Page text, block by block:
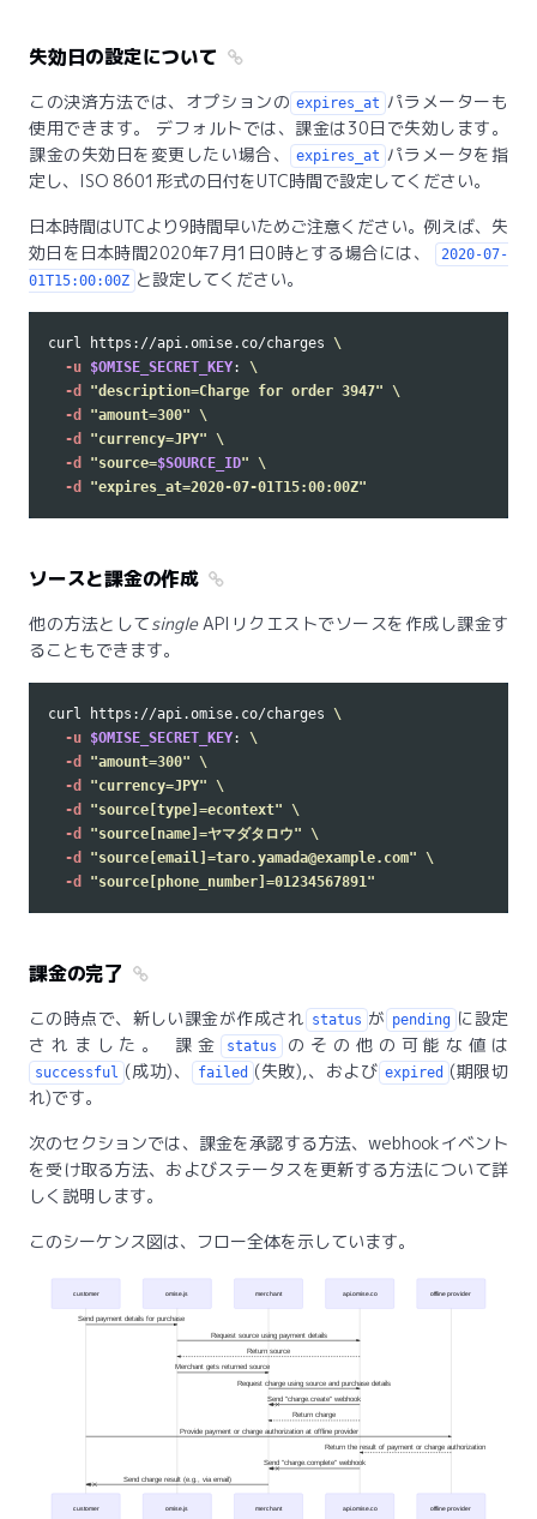
失効日の設定について
この決済方法では、オプションの expires_at パラメーターも
使用できます。 デフォルトでは、課金は30日で失効します。
課金の失効日を変更したい場合、
expires_at パラメータを指
定し、ISO 8601形式の日付をUTC時間で設定してください。
日本時間はUTCより9時間早いためご注意ください。例えば、失
効日を日本時間2020年7月1日0時とする場合には、
2020-07-
01T15:00:00Z と設定してください。
curl https://api.omise.co/charges \
-u $OMISE_SECRET_KEY: \
-d
"description=Charge for order 3947" \
-d
"amount=300" \
-d
"currency=JPY" \
-d
"source=$SOURCE_ID" \
-d
"expires_at=2020-07-01T15:00:00Z"
ソースと課金の作成
他の方法としてsingleAPIリクエストでソースを作成し課金す
ることもできます。
curl https://api.omise.co/charges \
-u $OMISE_SECRET_KEY: \
-d
"amount=300" \
-d
"currency=JPY" \
-d
"source[type]=econtext" \
-d
"source[name]=ヤマダタロウ" \
-d
"source[email]=taro.yamada@example.com" \
-d
"source[phone_number]=01234567891"
課金の完了
この時点で、新しい課金が作成され status が pending に設定
されました。 課金
status のその他の可能な値は
successful (成功)、 failed (失敗),、および expired (期限切
れ)です。
次のセクションでは、課金を承認する方法、webhookイベント
を受け取る方法、およびステータスを更新する方法について詳
しく説明します。
このシーケンス図は、フロー全体を示しています。
customer omise.js merchant api.omise.co offline provider
Send payment details for purchase
Request source using payment details
Return source
Merchant gets returned source
Request charge using source and purchase details
Send "charge.create" webhook
Return charge
Provide payment or charge authorization at offline provider
Return the result of payment or charge authorization
Send "charge.complete" webhook
Send charge result (e.g., via email)
customer omise.js merchant api.omise.co offline provider